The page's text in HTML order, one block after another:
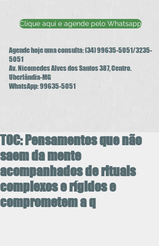
Clique aqui e agende pelo Whatsapp
Agende hoje uma consulta:(34) 99635-5051/3235-
5051
Av. Nicomedes Alves dos Santos 387, Centro.
Uberlândia-MG
WhatsApp:99635-5051
TOC: Pensamentos que não
saem da mente
acompanhados de rituais
complexos e rígidos e
comprometem a q